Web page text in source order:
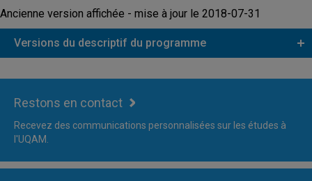
Ancienne version affichée - mise à jour le 2018-07-31
Versions du descriptif du programme
Restons en contact
Recevez des communications personnalisées sur les études à
l'UQAM.